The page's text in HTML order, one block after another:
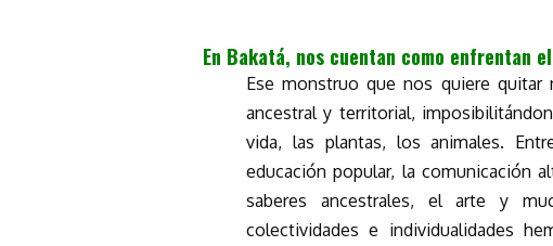
En Bakatá, nos cuentan como enfrentan
Ese monstruo que nos quiere quitar
ancestral y territorial,
vida, las plantas, los animales.
educación popular, la comunicación
saberes ancestrales, el arte y
colectividades e individualidades